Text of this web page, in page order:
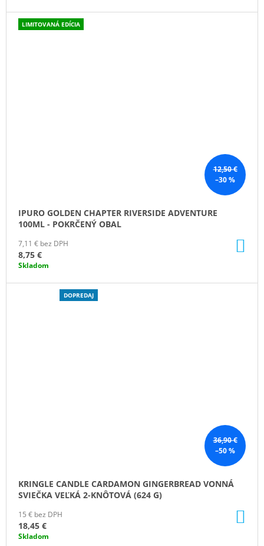
12,50 €
–30 %
LIMITOVANÁ EDÍCIA
IPURO GOLDEN CHAPTER RIVERSIDE ADVENTURE
100ML - POKRČENÝ OBAL
7,11 € bez DPH
8,75 €
Skladom
36,90 €
–50 %
DOPREDAJ
KRINGLE CANDLE CARDAMON GINGERBREAD VONNÁ
SVIEČKA VEĽKÁ 2-KNÔTOVÁ (624 G)
15 € bez DPH
18,45 €
Skladom